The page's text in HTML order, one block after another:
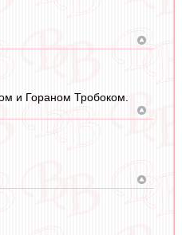
и Гораном Тробоком.